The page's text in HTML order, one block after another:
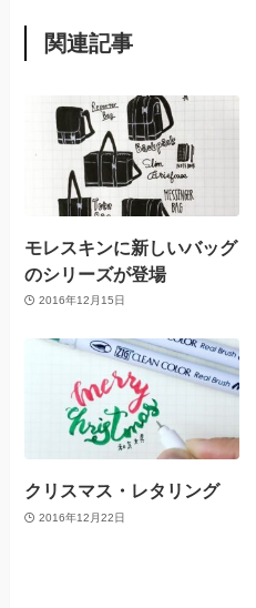
関連記事
モレスキンに新しいバッグ
のシリーズが登場
2016年12月15日
クリスマス・レタリング
2016年12月22日